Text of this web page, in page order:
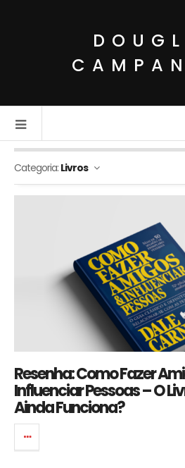
Categoria: Livros
Resenha: Como Fazer
Influenciar Pessoas – O
Ainda Funciona?